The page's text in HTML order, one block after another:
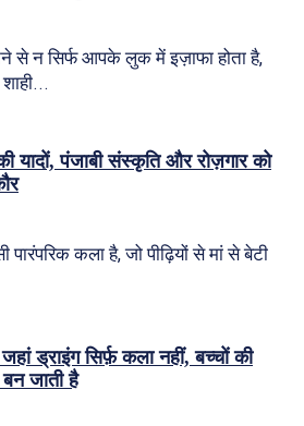
से न सिर्फ आपके लुक में इज़ाफा होता है,
यादों, पंजाबी संस्कृति और रोज़गार को
कला है, जो पीढ़ियों से मां से बेटी
ड्राइंग सिर्फ़ कला नहीं, बच्चों की
जाती है